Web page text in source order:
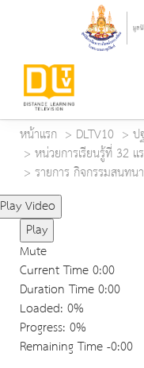
หน้าแรก DLTV10
ป
หน่วยการเรียนรู้ที่ 32
รายการ กิจกรรมสนทน
Play Video
Play
Mute
Current Time0:00
Duration Time0:00
Loaded: 0%
Progress: 0%
Remaining Time-0:00